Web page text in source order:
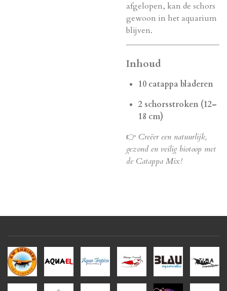
afgelopen, kan de schors
gewoon in het aquarium
blijven.
Inhoud
10 catappa bladeren
2 schorsstroken (12–
18 cm)
👉 Creëer een natuurlijk,
gezond en veilig biotoop met
de Catappa Mix!